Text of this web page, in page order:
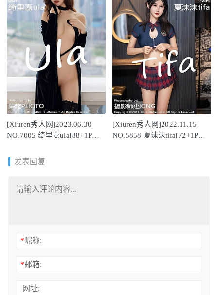
[Xiuren秀人网]2023.06.30
NO.7005 绮里嘉ula[88+1P／
[Xiuren秀人网]2022.11.15
NO.5858 夏沫沫tifa[72+1P／
发表回复
*昵称:
*邮箱:
网址: